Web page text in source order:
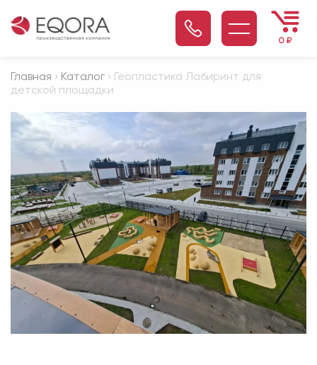
0 ₽
Главная › Каталог › Геопластика Лабиринт для
детской площадки